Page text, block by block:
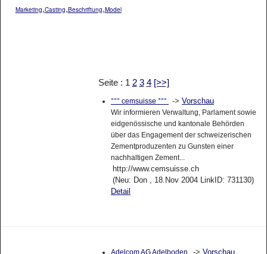
Marketing,Casting,Beschriftung,Model
Seite : 1 2 3 4 [>>]
°°° cemsuisse °°° -> Vorschau
Wir informieren Verwaltung, Parlament sowie
eidgenössische und kantonale Behörden
über das Engagement der schweizerischen
Zementproduzenten zu Gunsten einer
nachhaltigen Zement...
http://www.cemsuisse.ch
(Neu: Don , 18.Nov 2004 LinkID: 731130)
Detail
-> Vorschau